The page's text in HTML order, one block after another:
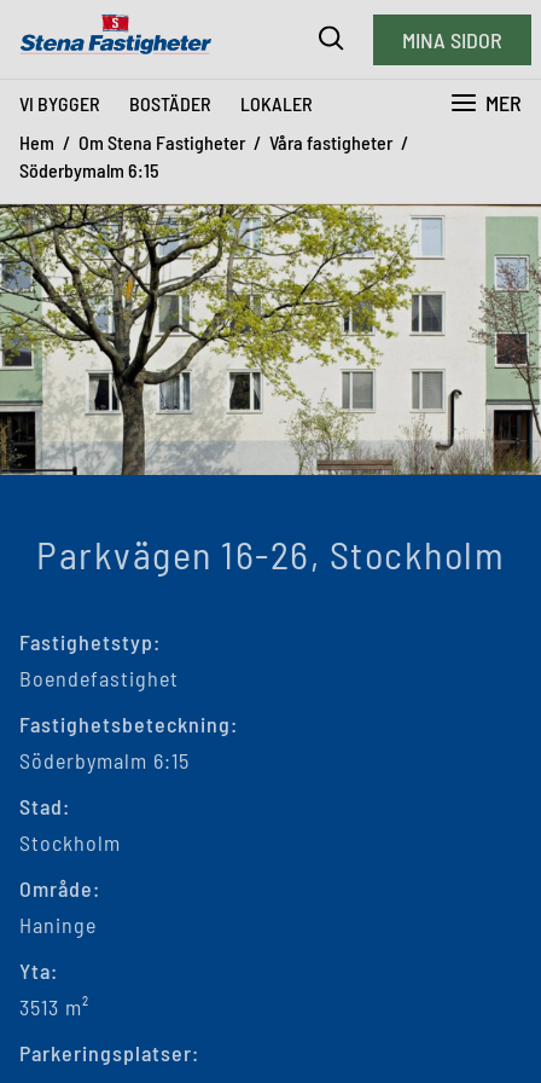
VI BYGGER BOSTÄDER LOKALER MER
MINA SIDOR
Hem Om Stena Fastigheter
Våra fastigheter
Söderbymalm 6:15
Parkvägen 16-26, Stockholm
Fastighetstyp:
Boendefastighet
Fastighetsbeteckning:
Söderbymalm 6:15
Stad:
Stockholm
Område:
Haninge
Yta:
3513 m²
Parkeringsplatser: